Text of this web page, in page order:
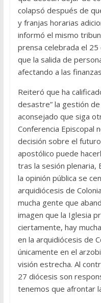
colapsó después de
y franjas horarias
informó el mismo
prensa celebrada el
que la salida de
afectando a las
Reiteró que ha
desastre” la gestión
aconsejado que siga
Conferencia Episcopal
decisión sobre el
apostólico puede
tras la sesión plenaria,
la opinión pública se
arquidiócesis de
mucha gente que
imagen que la Iglesia
ciertamente, hay
en la arquidiócesis de
únicamente en el
visión estrecha. Al
27 diócesis son
tenemos que afrontar